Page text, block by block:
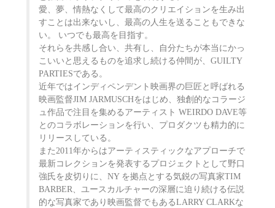
愛、夢、情熱なくして最高のクリエイションを生み出
すことは出来ないし、最高の人生を送ることもできな
い。 いつでも最高を目指す。
それらを共感し合い、共有し、自分たちが本当にかっ
こいいと思えるものを追求し続ける仲間が、GUILTY
PARTIESである。
近年ではインディペンデント映画界の巨匠と呼ばれる
映画監督JIM JARMUSCHをはじめ、独創的なコラージ
ュ作品で注目を集めるアーティスト WEIRDO DAVE等
とのコラボレーションを行い、プロダクツも精力的に
リリースしている。
また2011年からはアーティスティックなアプローチで
最新コレクションを発表するプロジェクトとして野口
強氏を皮切りに、NY を拠点とする気鋭の写真家TIM
BARBER、ユースカルチャーの深層に迫り続ける伝説
的な写真家であり映画監督でもあるLARRY CLARKな